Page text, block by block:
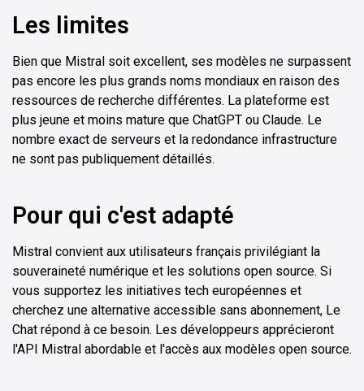
Les limites
Bien que Mistral soit excellent, ses modèles ne surpassent
pas encore les plus grands noms mondiaux en raison des
ressources de recherche différentes. La plateforme est
plus jeune et moins mature que ChatGPT ou Claude. Le
nombre exact de serveurs et la redondance infrastructure
ne sont pas publiquement détaillés.
Pour qui c'est adapté
Mistral convient aux utilisateurs français privilégiant la
souveraineté numérique et les solutions open source. Si
vous supportez les initiatives tech européennes et
cherchez une alternative accessible sans abonnement, Le
Chat répond à ce besoin. Les développeurs apprécieront
l'API Mistral abordable et l'accès aux modèles open source.